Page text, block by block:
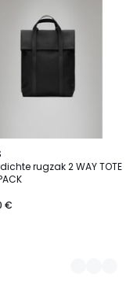
rugzak 2 WAY TOTE
€